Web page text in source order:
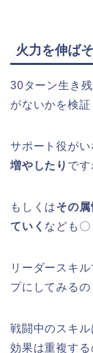
火力を伸ば
30ターン生き
がないかを検証
サポート役が
増やしたり です
もしくはその
ていく なども〇
リーダースキ
プにしてみるの
戦闘中のスキ
効果は重複す